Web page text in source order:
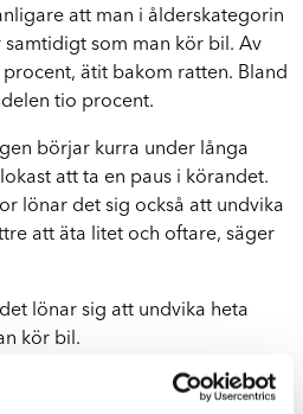
att man i ålderskategorin
samtidigt som man kör bil. Av
ätit bakom ratten. Bland
tio procent.
börjar kurra under långa
att ta en paus i körandet.
lönar det sig också att undvika
att äta litet och oftare, säger
lönar sig att undvika heta
kör bil.
hett kaffe medan vi kör bil